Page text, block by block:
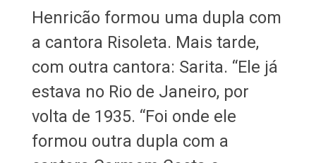
Henricão formou uma dupla com
a cantora Risoleta. Mais tarde,
com outra cantora: Sarita. “Ele já
estava no Rio de Janeiro, por
volta de 1935. “Foi onde ele
formou outra dupla com a